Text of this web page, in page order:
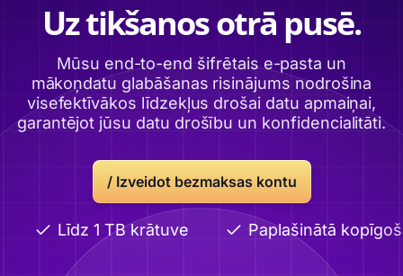
Uz tikšanos otrā pusē.
Mūsu end-to-end šifrētais e-pasta un
mākoņdatu glabāšanas risinājums nodrošina
visefektīvākos līdzekļus drošai datu apmaiņai,
garantējot jūsu datu drošību un konfidencialitāti.
/ Izveidot bezmaksas kontu
Līdz 1 TB krātuve Paplašinātā